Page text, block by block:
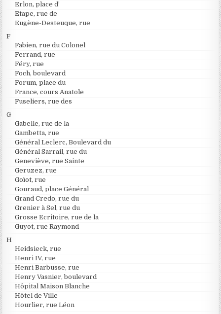
Erlon, place d’
Etape, rue de
Eugène-Desteuque, rue
F
Fabien, rue du Colonel
Ferrand, rue
Féry, rue
Foch, boulevard
Forum, place du
France, cours Anatole
Fuseliers, rue des
G
Gabelle, rue de la
Gambetta, rue
Général Leclerc, Boulevard du
Général Sarrail, rue du
Geneviève, rue Sainte
Geruzez, rue
Goïot, rue
Gouraud, place Général
Grand Credo, rue du
Grenier à Sel, rue du
Grosse Ecritoire, rue de la
Guyot, rue Raymond
H
Heidsieck, rue
Henri IV, rue
Henri Barbusse, rue
Henry Vasnier, boulevard
Hôpital Maison Blanche
Hôtel de Ville
Hourlier, rue Léon